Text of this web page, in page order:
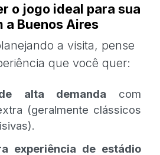
o jogo ideal para sua
a Buenos Aires
a visita, pense
que você quer:
alta demanda com
(geralmente clássicos
experiência de estádio